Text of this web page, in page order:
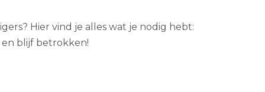
Ervaringsplek
Hier vind je alles wat je nodig hebt:
blijf betrokken!